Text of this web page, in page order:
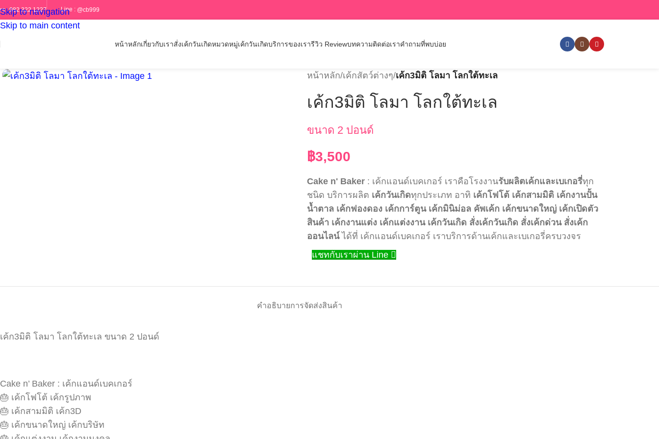
Skip to navigation
Skip to main content
ร : 082 322 1227 Line : @cb999
หน้าหลักเกี่ยวกับเราสั่งเค้กวันเกิดหมวดหมู่เค้กวันเกิดบริการของเรารีวิว Reviewบทความติดต่อเราคำถามที่พบบ่อย
หน้าหลัก/เค้กสัตว์ต่างๆ/เค้ก3มิติ โลมา โลกใต้ทะเล
เค้ก3มิติ โลมา โลกใต้ทะเล
ขนาด 2 ปอนด์
฿3,500
Cake n' Baker: เค้กแอนด์เบคเกอร์ เราคือโรงงานรับผลิตเค้กและเบเกอรี่ทุก
ชนิด บริการผลิต เค้กวันเกิดทุกประเภท อาทิ เค้กโฟโต้ เค้กสามมิติ เค้กงานปั้น
น้ำตาล เค้กฟองดอง เค้กการ์ตูน เค้กมินิม่อล คัพเค้ก เค้กขนาดใหญ่ เค้กเปิดตัว
สินค้า เค้กงานแต่ง เค้กแต่งงาน เค้กวันเกิด สั่งเค้กวันเกิด สั่งเค้กด่วน สั่งเค้ก
ออนไลน์ได้ที่ เค้กแอนด์เบคเกอร์ เราบริการด้านเค้กและเบเกอรี่ครบวงจร
แชทกับเราผ่าน Line
คำอธิบายการจัดส่งสินค้า
เค้ก3มิติ โลมา โลกใต้ทะเล ขนาด 2 ปอนด์
Cake n’ Baker : เค้กแอนด์เบคเกอร์
🎂 เค้กโฟโต้ เค้กรูปภาพ
🎂 เค้กสามมิติ เค้ก3D
🎂 เค้กขนาดใหญ่ เค้กบริษัท